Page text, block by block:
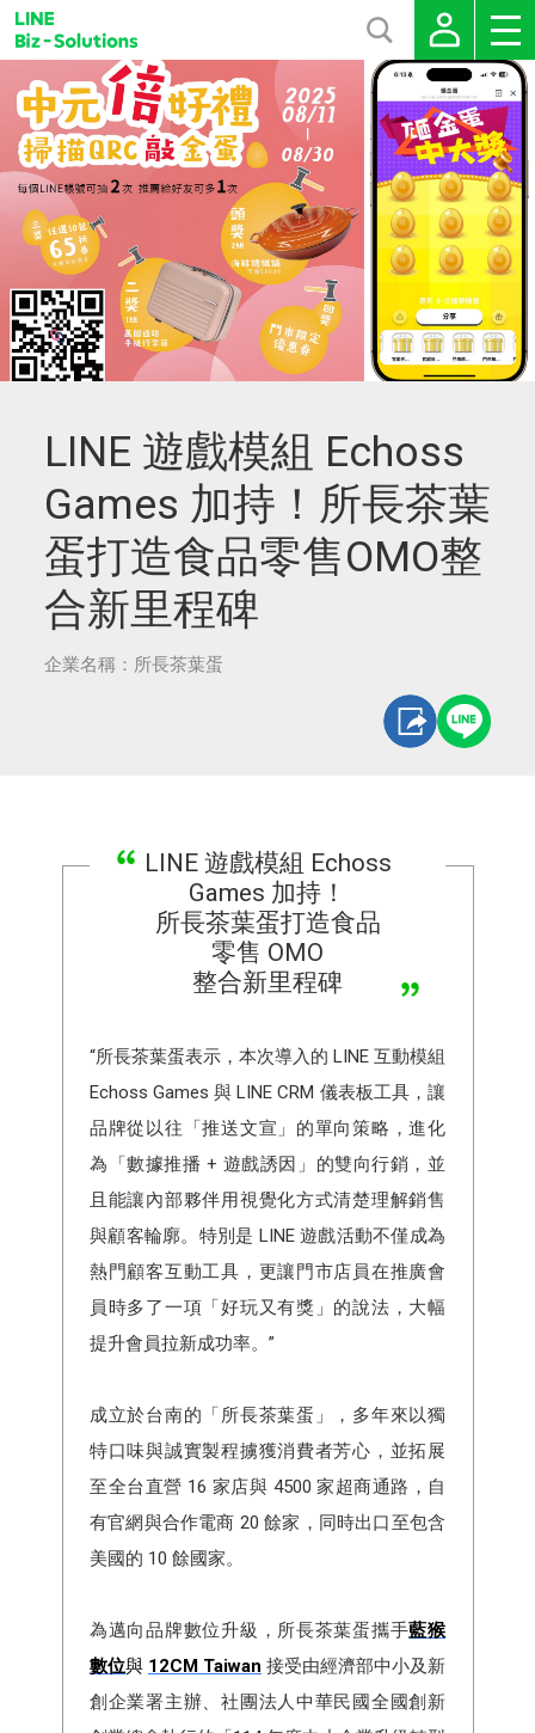
LINE 遊戲模組 Echoss
Games 加持！所長茶葉
蛋打造食品零售OMO整
合新里程碑
企業名稱：所長茶葉蛋
LINE 遊戲模組 Echoss
Games 加持！
所長茶葉蛋打造食品
零售 OMO
整合新里程碑
“所長茶葉蛋表示，本次導入的 LINE 互動模組
Echoss Games 與 LINE CRM 儀表板工具，讓
品牌從以往「推送文宣」的單向策略，進化
為「數據推播 + 遊戲誘因」的雙向行銷，並
且能讓內部夥伴用視覺化方式清楚理解銷售
與顧客輪廓。特別是 LINE 遊戲活動不僅成為
熱門顧客互動工具，更讓門市店員在推廣會
員時多了一項「好玩又有獎」的說法，大幅
提升會員拉新成功率。”
成立於台南的「所長茶葉蛋」，多年來以獨
特口味與誠實製程擄獲消費者芳心，並拓展
至全台直營 16 家店與 4500 家超商通路，自
有官網與合作電商 20 餘家，同時出口至包含
美國的 10 餘國家。
為邁向品牌數位升級，所長茶葉蛋攜手藍猴
數位與 12CM Taiwan 接受由經濟部中小及新
創企業署主辦、社團法人中華民國全國創新